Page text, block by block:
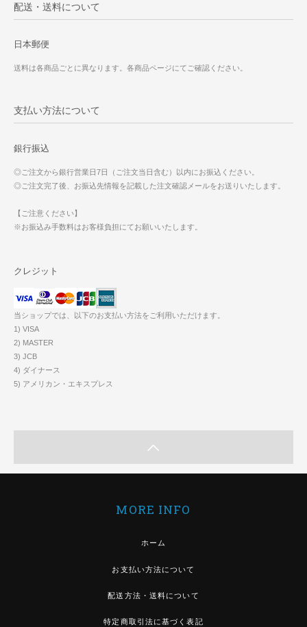
配送・送料について
日本郵便
送料は各商品ごとに異なります。各商品ページにてご確認ください。
支払い方法について
銀行振込
◎ご注文から銀行営業日7日（ご注文当日含む）以内にお振込ください。
◎ご注文完了後、お振込先情報を記載した注文確認メールをお送りいたします。
【ご注意ください】
※お振込み手数料はお客様負担にてお願いいたします。
クレジット
当ショップでは、以下のお支払い方法をご利用いただけます。
1) VISA
2) MASTER
3) JCB
4) ダイナース
5) アメリカン・エキスプレス
MORE INFO
ホーム
お支払い方法について
配送方法・送料について
特定商取引法に基づく表記